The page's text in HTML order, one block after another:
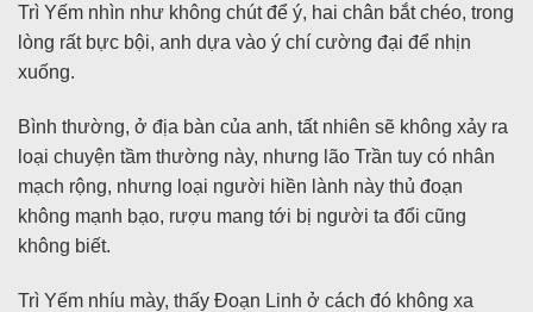
Trì Yếm nhìn như không chút để ý, hai chân bắt chéo, trong
lòng rất bực bội, anh dựa vào ý chí cường đại để nhịn
xuống.
Bình thường, ở địa bàn của anh, tất nhiên sẽ không xảy ra
loại chuyện tầm thường này, nhưng lão Trần tuy có nhân
mạch rộng, nhưng loại người hiền lành này thủ đoạn
không mạnh bạo, rượu mang tới bị người ta đổi cũng
không biết.
Trì Yếm nhíu mày, thấy Đoạn Linh ở cách đó không xa